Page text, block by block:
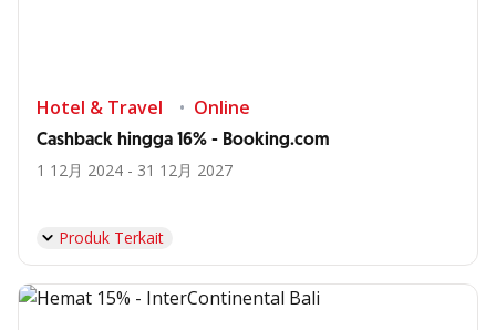
Hotel & Travel Online
Cashback hingga 16% - Booking.com
1 12月 2024 - 31 12月 2027
Produk Terkait